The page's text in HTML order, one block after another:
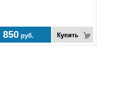
850 руб.